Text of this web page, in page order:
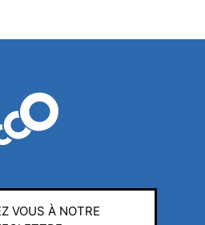
VOUS À NOTRE